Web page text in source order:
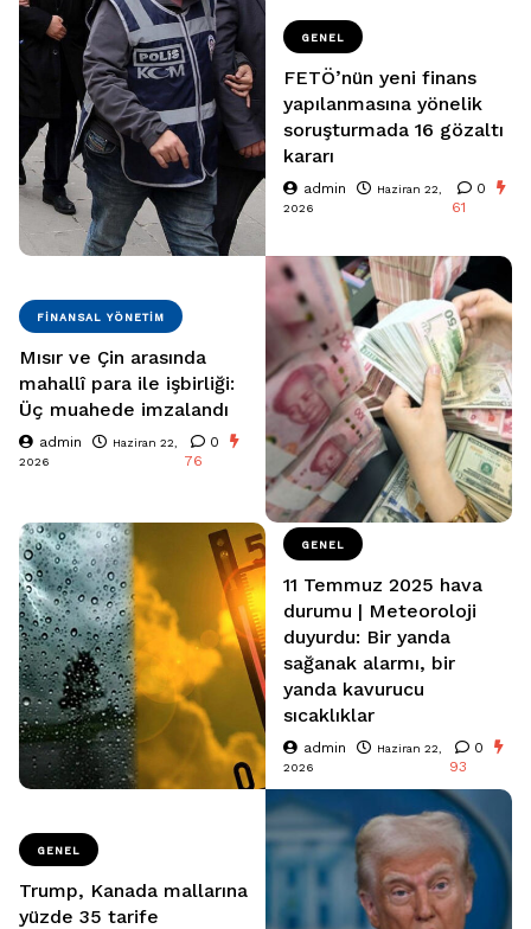
GENEL
FETÖ’nün yeni finans
yapılanmasına yönelik
soruşturmada 16 gözaltı
kararı
admin
Haziran 22,
2026
0
61
FINANSAL YÖNETIM
Mısır ve Çin arasında
mahallî para ile işbirliği:
Üç muahede imzalandı
admin
Haziran 22,
2026
0
76
GENEL
11 Temmuz 2025 hava
durumu | Meteoroloji
duyurdu: Bir yanda
sağanak alarmı, bir
yanda kavurucu
sıcaklıklar
admin
Haziran 22,
2026
0
93
GENEL
Trump, Kanada mallarına
yüzde 35 tarife